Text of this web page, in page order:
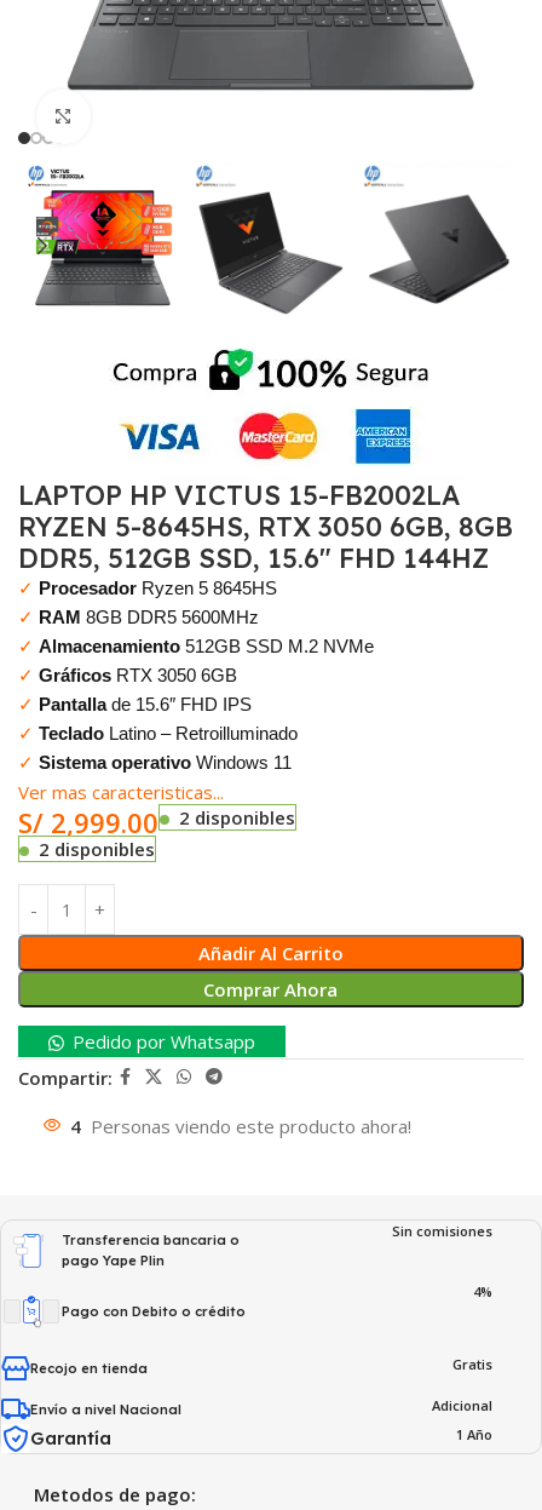
LAPTOP HP VICTUS 15-FB2002LA
RYZEN 5-8645HS, RTX 3050 6GB, 8GB
DDR5, 512GB SSD, 15.6″ FHD 144HZ
✓ Procesador Ryzen 5 8645HS
✓ RAM 8GB DDR5 5600MHz
✓ Almacenamiento 512GB SSD M.2 NVMe
✓ Gráficos RTX 3050 6GB
✓ Pantallade 15.6″ FHD IPS
✓ Teclado Latino – Retroilluminado
✓ Sistema operativo Windows 11
Ver mas caracteristicas...
S/ 2,999.00
2 disponibles
2 disponibles
Añadir Al Carrito
Comprar Ahora
Pedido por Whatsapp
Compartir:
4 Personas viendo este producto ahora!
Transferencia bancaria o
pago Yape Plin
Sin comisiones
Pago con Debito o crédito
4%
Recojo en tienda Gratis
Envío a nivel Nacional Adicional
Garantía 1 Año
Metodos de pago: